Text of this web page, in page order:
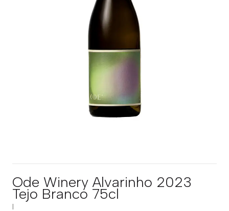
Ode Winery Alvarinho 2023
Tejo Branco 75cl